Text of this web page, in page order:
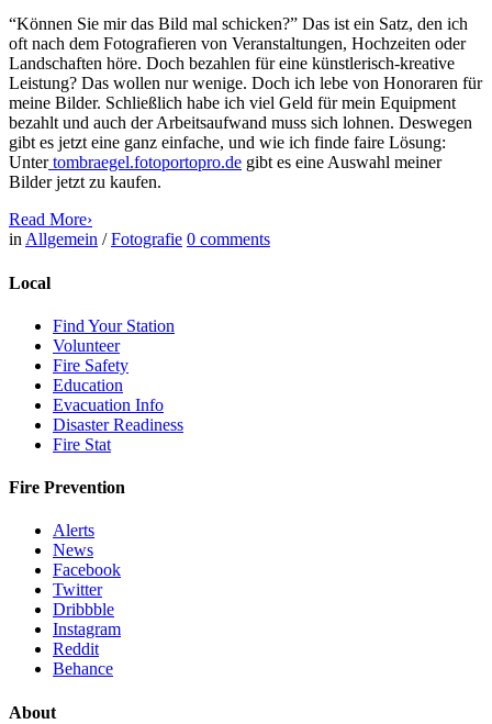
“Können Sie mir das Bild mal schicken?” Das ist ein Satz, den ich
oft nach dem Fotografieren von Veranstaltungen, Hochzeiten oder
Landschaften höre. Doch bezahlen für eine künstlerisch-kreative
Leistung? Das wollen nur wenige. Doch ich lebe von Honoraren für
meine Bilder. Schließlich habe ich viel Geld für mein Equipment
bezahlt und auch der Arbeitsaufwand muss sich lohnen. Deswegen
gibt es jetzt eine ganz einfache, und wie ich finde faire Lösung:
Untertombraegel.fotoportopro.de gibt es eine Auswahl meiner
Bilder jetzt zu kaufen.
Read More›
in Allgemein /Fotografie 0 comments
Local
Find Your Station
Volunteer
Fire Safety
Education
Evacuation Info
Disaster Readiness
Fire Stat
Fire Prevention
Alerts
News
Facebook
Twitter
Dribbble
Instagram
Reddit
Behance
About